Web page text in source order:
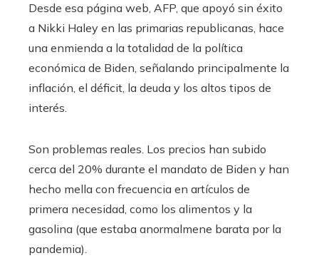
Desde esa página web, AFP, que apoyó sin éxito
a Nikki Haley en las primarias republicanas, hace
una enmienda a la totalidad de la política
económica de Biden, señalando principalmente la
inflación, el déficit, la deuda y los altos tipos de
interés.
Son problemas reales. Los precios han subido
cerca del 20% durante el mandato de Biden y han
hecho mella con frecuencia en artículos de
primera necesidad, como los alimentos y la
gasolina (que estaba anormalmene barata por la
pandemia).